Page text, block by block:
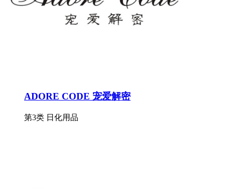
ADORE CODE 宠爱解密
第3类 日化用品